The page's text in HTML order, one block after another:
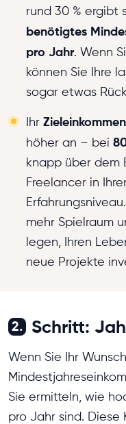
rund 30 % ergibt
benötigtes
pro Jahr. Wenn
können Sie Ihre
sogar etwas
Ihr Zieleinkommen
höher an – bei
knapp über dem
Freelancer in
mehr Spielraum
legen, Ihren
neue Projekte
2. Schritt:
Wenn Sie Ihr
Sie ermitteln, wie
pro Jahr sind. Diese